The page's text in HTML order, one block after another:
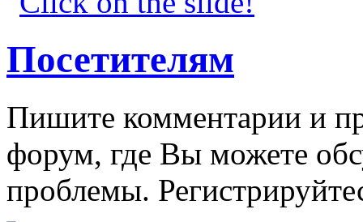
Посетителям
Пишите комментарии и
форум, где Вы можете
проблемы.